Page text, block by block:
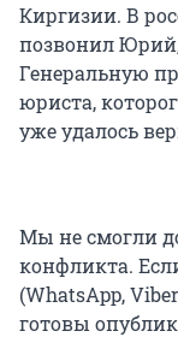
Киргизии. В
позвонил Юрий,
Генеральную
юриста,
уже удалось
Мы не смогли
конфликта.
(WhatsApp,
готовы